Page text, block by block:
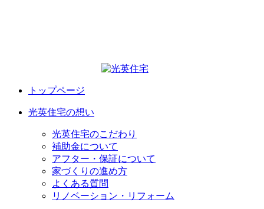
トップページ
光英住宅の想い
光英住宅のこだわり
補助金について
アフター・保証について
家づくりの進め方
よくある質問
リノベーション・リフォーム